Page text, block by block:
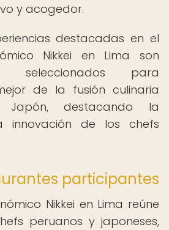
y acogedor.
destacadas en el
Nikkei en Lima son
seleccionados para
de la fusión culinaria
destacando la
innovación de los chefs
participantes
Nikkei en Lima reúne
peruanos y japoneses,